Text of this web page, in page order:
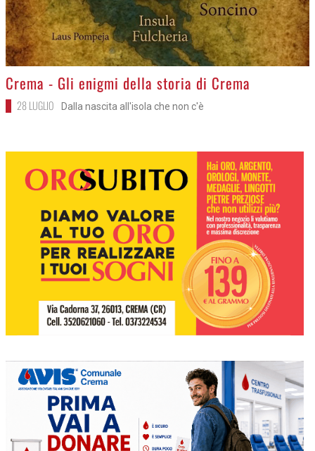
>
Crema - Gli enigmi della storia di Crema
28 LUGLIO Dalla nascita all'isola che non c'è